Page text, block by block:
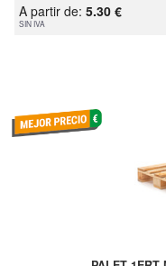
A partir de: 5.30 €
SIN IVA